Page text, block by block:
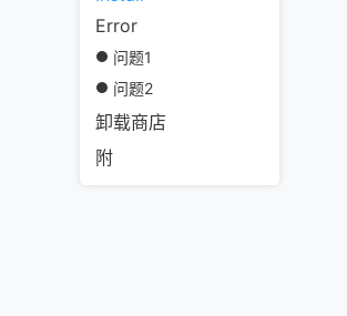
Error
问题1
问题2
卸载商店
附